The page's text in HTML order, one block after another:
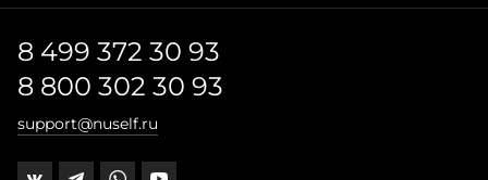
8 499 372 30 93
8 800 302 30 93
support@nuself.ru